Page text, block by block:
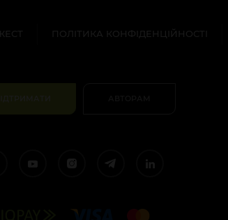
ПОЛІТИКА КОНФІДЕНЦІЙНОСТІ